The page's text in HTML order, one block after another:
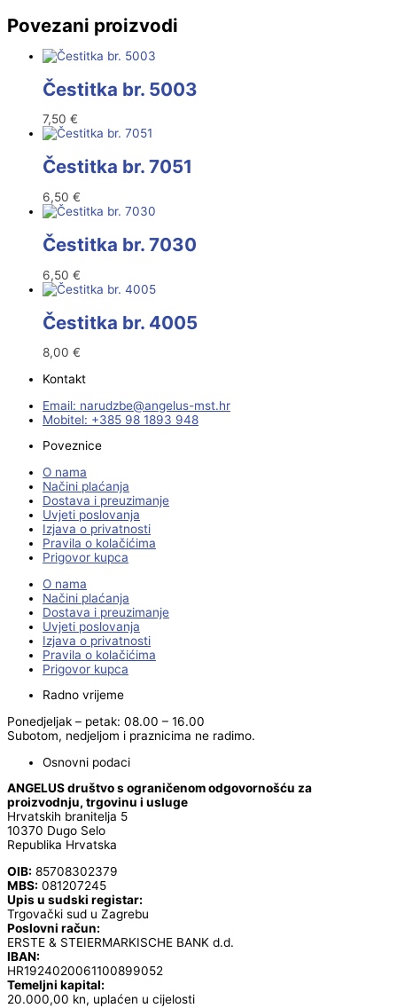
Povezani proizvodi
Čestitka br. 5003
7,50 €
Čestitka br. 7051
6,50 €
Čestitka br. 7030
6,50 €
Čestitka br. 4005
8,00 €
Kontakt
Email:
rh.tsm-sulegna
@ebzduran
Mobitel: +385 98 1893 948
Poveznice
O nama
Načini plaćanja
Dostava i preuzimanje
Uvjeti poslovanja
Izjava o privatnosti
Pravila o kolačićima
Prigovor kupca
O nama
Načini plaćanja
Dostava i preuzimanje
Uvjeti poslovanja
Izjava o privatnosti
Pravila o kolačićima
Prigovor kupca
Radno vrijeme
Ponedjeljak – petak: 08.00 – 16.00
Subotom, nedjeljom i praznicima ne radimo.
Osnovni podaci
ANGELUS društvo s ograničenom odgovornošću za
proizvodnju, trgovinu i usluge
Hrvatskih branitelja 5
10370 Dugo Selo
Republika Hrvatska
OIB: 85708302379
MBS: 081207245
Upis u sudski registar:
Trgovački sud u Zagrebu
Poslovni račun:
ERSTE & STEIERMARKISCHE BANK d.d.
IBAN:
HR1924020061100899052
Temeljni kapital:
20.000,00 kn, uplaćen u cijelosti